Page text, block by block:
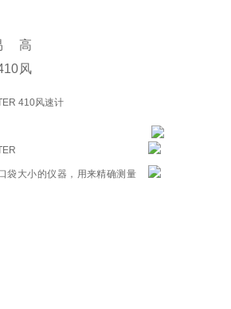
高
风
410风速计
袋大小的仪器，用来精确测量